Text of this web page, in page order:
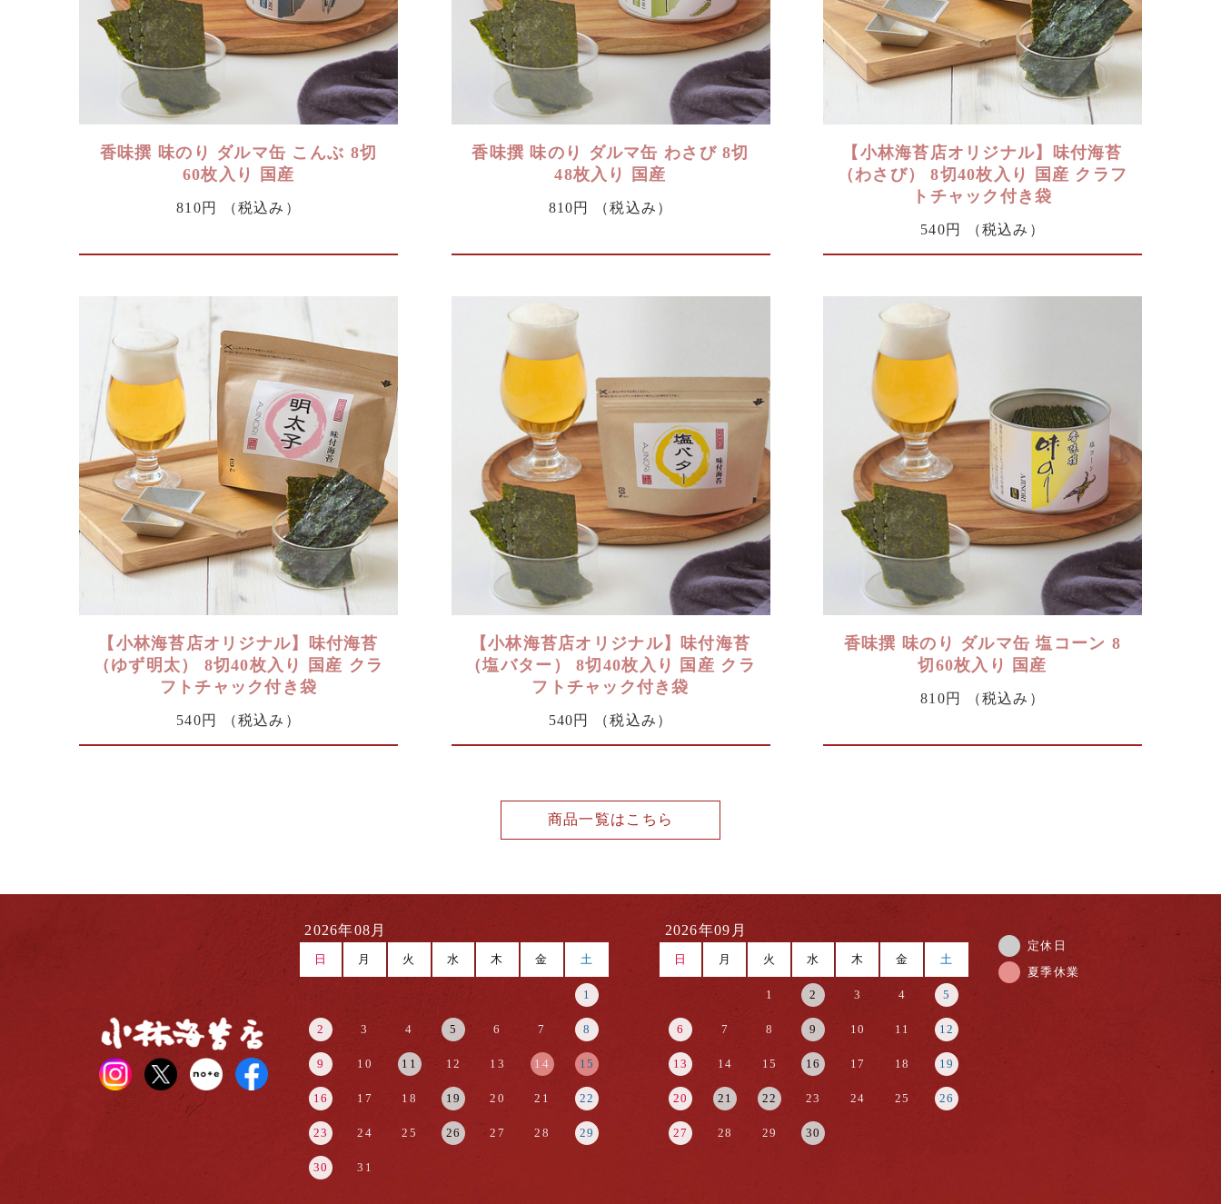
香味撰 味のり ダルマ缶 こんぶ 8切
60枚入り 国産
810円 （税込み）
香味撰 味のり ダルマ缶 わさび 8切
48枚入り 国産
810円 （税込み）
【小林海苔店オリジナル】味付海苔
（わさび） 8切40枚入り 国産 クラフ
トチャック付き袋
540円 （税込み）
【小林海苔店オリジナル】味付海苔
（ゆず明太） 8切40枚入り 国産 クラ
フトチャック付き袋
540円 （税込み）
【小林海苔店オリジナル】味付海苔
（塩バター） 8切40枚入り 国産 クラ
フトチャック付き袋
540円 （税込み）
香味撰 味のり ダルマ缶 塩コーン 8
切60枚入り 国産
810円 （税込み）
商品一覧はこちら
2026年08月
日 月 火 水 木 金 土
1
2 3 4 5 6 7 8
9 10 11 12 13 14 15
16 17 18 19 20 21 22
23 24 25 26 27 28 29
30 31
2026年09月
日 月 火 水 木 金 土
1 2 3 4 5
6 7 8 9 10 11 12
13 14 15 16 17 18 19
20 21 22 23 24 25 26
27 28 29 30
定休日
夏季休業